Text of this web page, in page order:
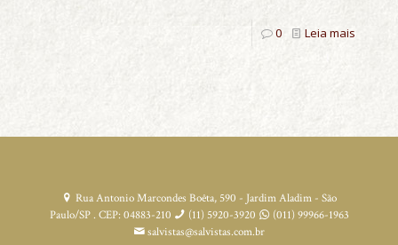
0 Leia mais
Rua Antonio Marcondes Boêta, 590 - Jardim Aladim - São
Paulo/SP . CEP: 04883-210
(11) 5920-3920
(011) 99966-1963
salvistas@salvistas.com.br